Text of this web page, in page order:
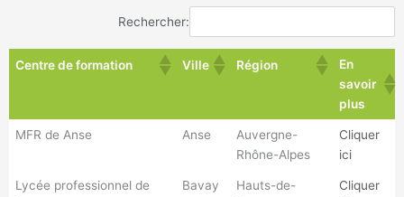
Rechercher:
Centre de formation Ville Région
En
savoir
plus
MFR de Anse Anse
Auvergne-
Rhône-Alpes
Cliquer
ici
Lycée professionnel de
Bavay
Hauts-de-
Cliquer